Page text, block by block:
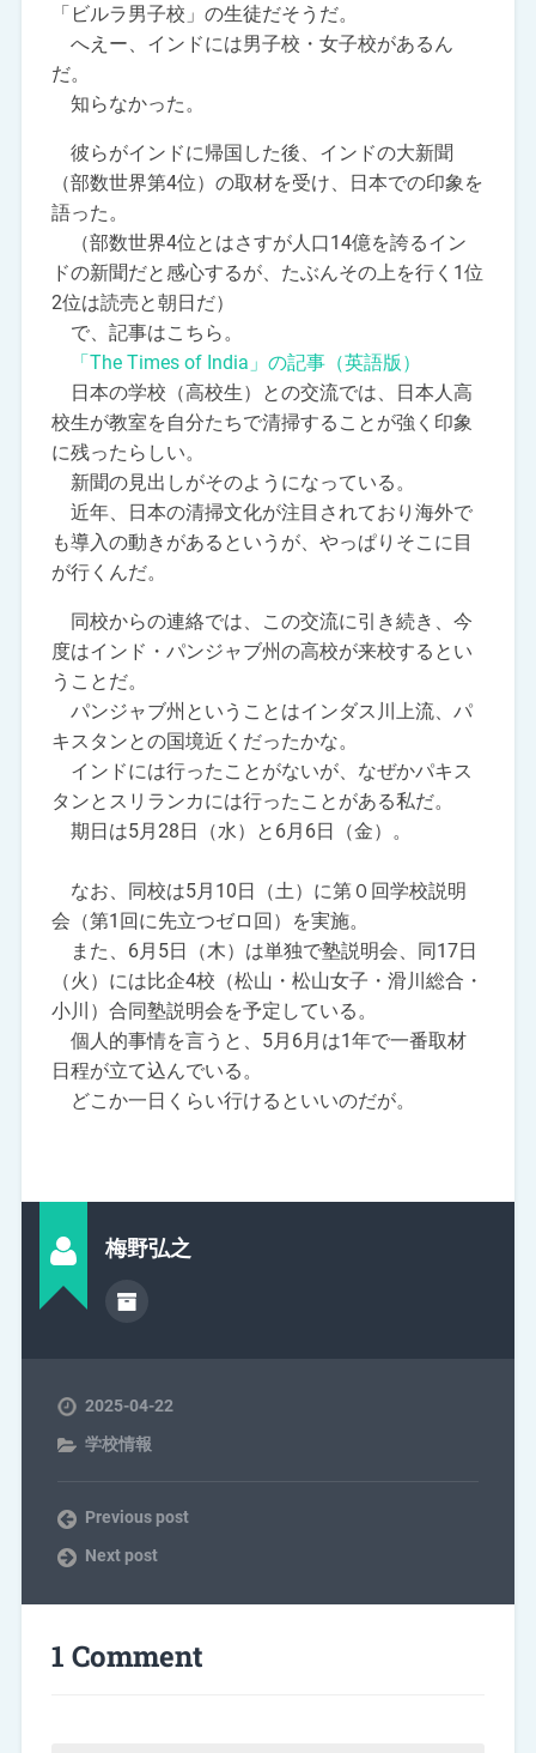
「ビルラ男子校」の生徒だそうだ。
へえー、インドには男子校・女子校があるん
だ。
知らなかった。
彼らがインドに帰国した後、インドの大新聞
（部数世界第4位）の取材を受け、日本での印象を
語った。
（部数世界4位とはさすが人口14億を誇るイン
ドの新聞だと感心するが、たぶんその上を行く1位
2位は読売と朝日だ）
で、記事はこちら。
「The Times of India」の記事（英語版）
日本の学校（高校生）との交流では、日本人高
校生が教室を自分たちで清掃することが強く印象
に残ったらしい。
新聞の見出しがそのようになっている。
近年、日本の清掃文化が注目されており海外で
も導入の動きがあるというが、やっぱりそこに目
が行くんだ。
同校からの連絡では、この交流に引き続き、今
度はインド・パンジャブ州の高校が来校するとい
うことだ。
パンジャブ州ということはインダス川上流、パ
キスタンとの国境近くだったかな。
インドには行ったことがないが、なぜかパキス
タンとスリランカには行ったことがある私だ。
期日は5月28日（水）と6月6日（金）。
なお、同校は5月10日（土）に第０回学校説明
会（第1回に先立つゼロ回）を実施。
また、6月5日（木）は単独で塾説明会、同17日
（火）には比企4校（松山・松山女子・滑川総合・
小川）合同塾説明会を予定している。
個人的事情を言うと、5月6月は1年で一番取材
日程が立て込んでいる。
どこか一日くらい行けるといいのだが。
梅野弘之
2025-04-22
学校情報
Previous post
Next post
1 Comment